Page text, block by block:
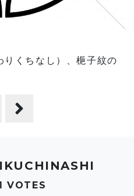
VOTES
くちなし）、梔子紋の